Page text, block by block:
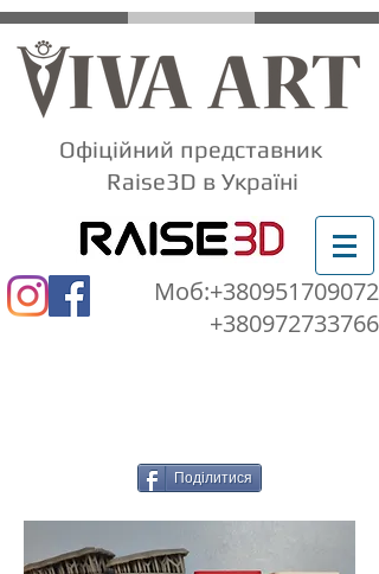
Офіційний представник
Raise3D в Україні
Моб:+380951709072
+380972733766
Поділитися